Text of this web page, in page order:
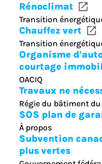
Rénoclimat
Transition
Chauffez vert
Transition
Organisme
courtage
OACIQ
Travaux ne
Régie du bâtiment du
SOS plan de
À propos
Subvention
plus vertes